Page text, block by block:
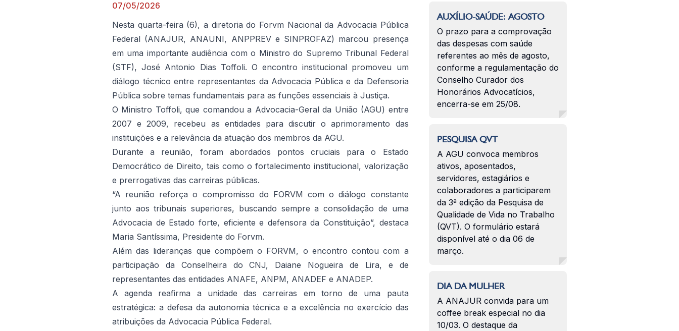
07/05/2026
Nesta quarta-feira (6), a diretoria do Forvm Nacional da Advocacia Pública
Federal (ANAJUR, ANAUNI, ANPPREV e SINPROFAZ) marcou presença
em uma importante audiência com o Ministro do Supremo Tribunal Federal
(STF), José Antonio Dias Toffoli. O encontro institucional promoveu um
diálogo técnico entre representantes da Advocacia Pública e da Defensoria
Pública sobre temas fundamentais para as funções essenciais à Justiça.
O Ministro Toffoli, que comandou a Advocacia-Geral da União (AGU) entre
2007 e 2009, recebeu as entidades para discutir o aprimoramento das
instituições e a relevância da atuação dos membros da AGU.
Durante a reunião, foram abordados pontos cruciais para o Estado
Democrático de Direito, tais como o fortalecimento institucional, valorização
e prerrogativas das carreiras públicas.
“A reunião reforça o compromisso do FORVM com o diálogo constante
junto aos tribunais superiores, buscando sempre a consolidação de uma
Advocacia de Estado forte, eficiente e defensora da Constituição”, destaca
Maria Santíssima, Presidente do Forvm.
Além das lideranças que compõem o FORVM, o encontro contou com a
participação da Conselheira do CNJ, Daiane Nogueira de Lira, e de
representantes das entidades ANAFE, ANPM, ANADEF e ANADEP.
A agenda reafirma a unidade das carreiras em torno de uma pauta
estratégica: a defesa da autonomia técnica e a excelência no exercício das
atribuições da Advocacia Pública Federal.
AUXÍLIO-SAÚDE: AGOSTO
O prazo para a comprovação
das despesas com saúde
referentes ao mês de agosto,
conforme a regulamentação do
Conselho Curador dos
Honorários Advocatícios,
encerra-se em 25/08.
PESQUISA QVT
A AGU convoca membros
ativos, aposentados,
servidores, estagiários e
colaboradores a participarem
da 3ª edição da Pesquisa de
Qualidade de Vida no Trabalho
(QVT). O formulário estará
disponível até o dia 06 de
março.
DIA DA MULHER
A ANAJUR convida para um
coffee break especial no dia
10/03. O destaque da